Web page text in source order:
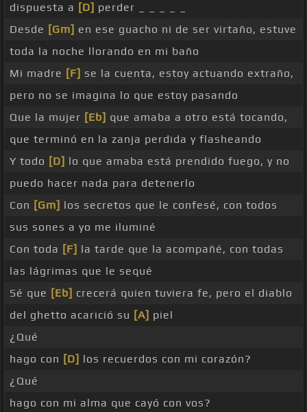
dispuesta a [D] perder _ _ _ _ _
Desde [Gm] en ese guacho ni de ser virtaño, estuve
toda la noche llorando en mi baño
Mi madre [F] se la cuenta, estoy actuando extraño,
pero no se imagina lo que estoy pasando
Que la mujer [Eb] que amaba a otro está tocando,
que terminó en la zanja perdida y flasheando
Y todo [D] lo que amaba está prendido fuego, y no
puedo hacer nada para detenerlo
Con [Gm] los secretos que le confesé, con todos
sus sones a yo me iluminé
Con toda [F] la tarde que la acompañé, con todas
las lágrimas que le sequé
Sé que [Eb] crecerá quien tuviera fe, pero el diablo
del ghetto acarició su [A] piel
¿Qué
hago con [D] los recuerdos con mi corazón?
¿Qué
hago con mi alma que cayó con vos?